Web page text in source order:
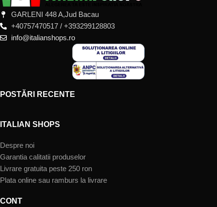
GARLENI 448 A,Jud Bacau
+40757470517 / +393299128803
info@italianshops.ro
POSTĂRI RECENTE
ITALIAN SHOPS
Despre noi
Garantia calitatii produselor
Livrare gratuita peste 250 ron
Plata online sau ramburs la livrare
CONT